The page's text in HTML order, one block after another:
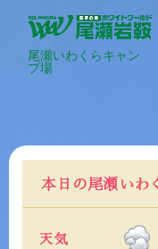
尾瀬いわくらキャン
プ場